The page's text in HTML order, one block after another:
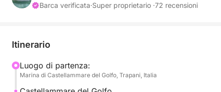
La navigazione inizia costeggiando baie, calette e
per il colore intenso del mare e per la sua atmosfera
un momento perfetto per godersi la bellezza della
costa.
Barca verificata·Super proprietario ·72 recensioni
Itinerario
Luogo di partenza:
Marina di Castellammare del Golfo, Trapani, Italia